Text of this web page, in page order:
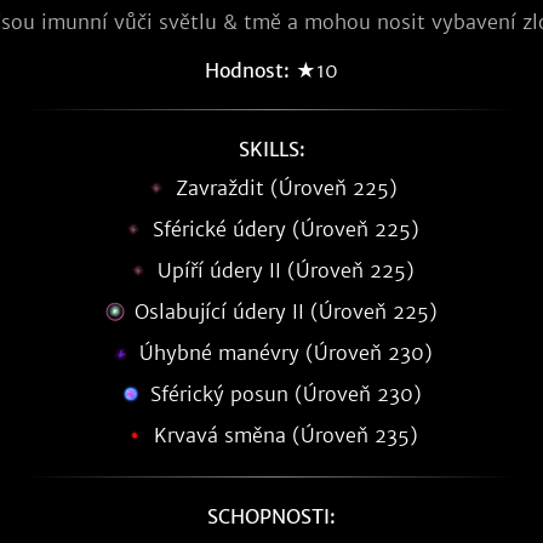
imunní vůči světlu & tmě a mohou nosit vybavení
Hodnost: ★10
SKILLS:
Zavraždit (Úroveň 225)
Sférické údery (Úroveň 225)
Upíří údery II (Úroveň 225)
Oslabující údery II (Úroveň 225)
Úhybné manévry (Úroveň 230)
Sférický posun (Úroveň 230)
Krvavá směna (Úroveň 235)
SCHOPNOSTI: